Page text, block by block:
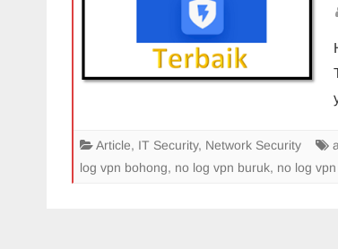
Article, IT Security, Network Security
log vpn bohong, no log vpn buruk, no log